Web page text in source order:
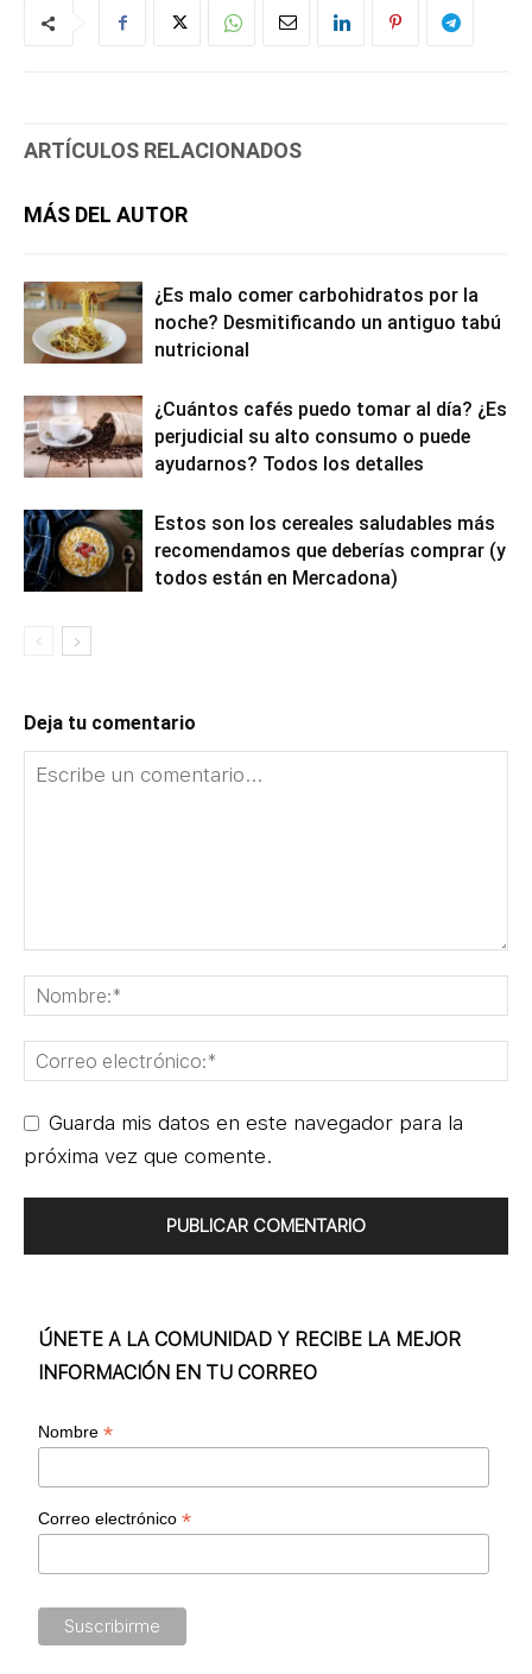
ARTÍCULOS RELACIONADOS
MÁS DEL AUTOR
¿Es malo comer carbohidratos por la
noche? Desmitificando un antiguo tabú
nutricional
¿Cuántos cafés puedo tomar al día? ¿Es
perjudicial su alto consumo o puede
ayudarnos? Todos los detalles
Estos son los cereales saludables más
recomendamos que deberías comprar (y
todos están en Mercadona)
Deja tu comentario
Guarda mis datos en este navegador para la
próxima vez que comente.
ÚNETE A LA COMUNIDAD Y RECIBE LA MEJOR
INFORMACIÓN EN TU CORREO
Nombre*
Correo electrónico*